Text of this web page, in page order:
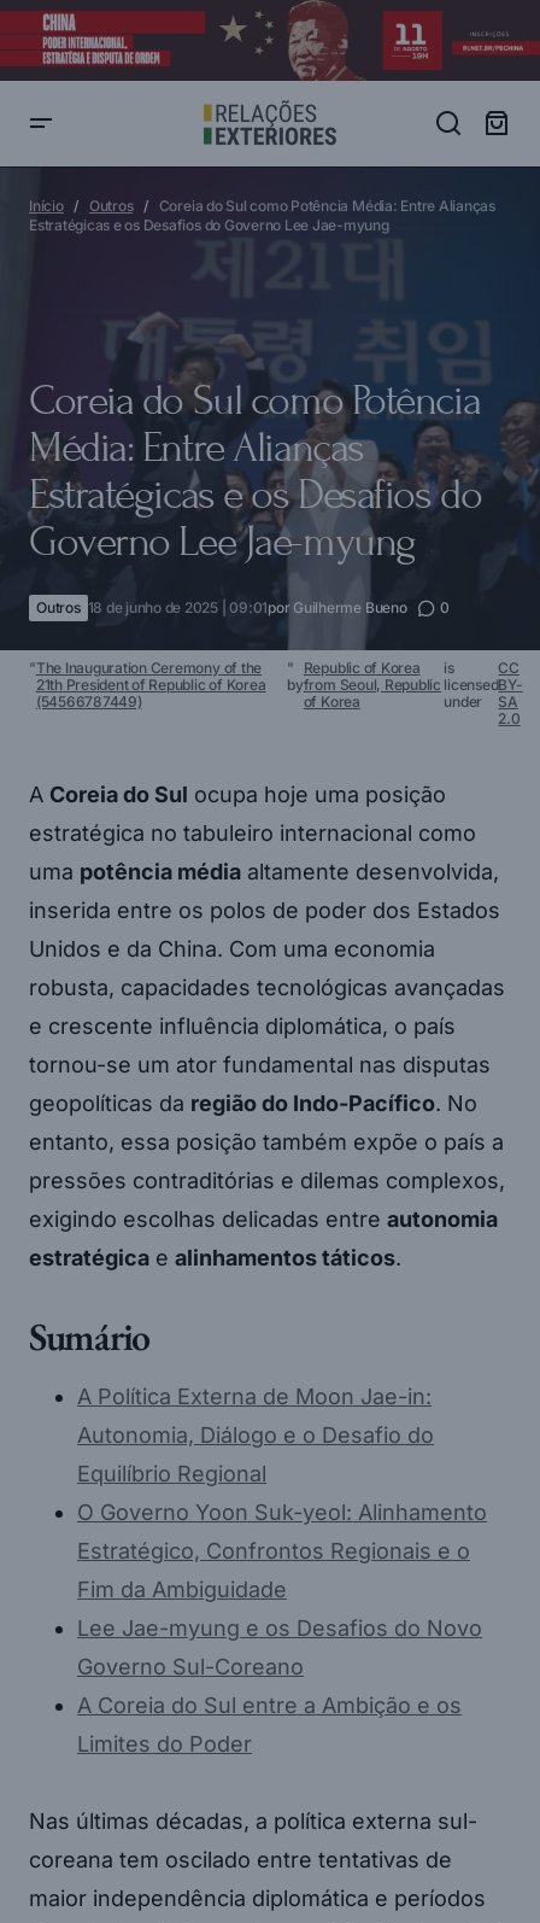
Desafios do Governo Lee Jae-myung
Início Outros
Coreia do Sul como Potência Média: Entre Alianças
Estratégicas e os Desafios do Governo Lee Jae-myung
Coreia do Sul como Potência
Média: Entre Alianças
Estratégicas e os Desafios do
Governo Lee Jae-myung
Outros 18 de junho de 2025 | 09:01por Guilherme Bueno 0
"The Inauguration Ceremony of the
21th President of Republic of Korea
(54566787449)
"
by
Republic of Korea
from Seoul, Republic
of Korea
is
licensed
under
CC
BY-
SA
2.0
A Coreia do Sul ocupa hoje uma posição
estratégica no tabuleiro internacional como
uma potência média altamente desenvolvida,
inserida entre os polos de poder dos Estados
Unidos e da China. Com uma economia
robusta, capacidades tecnológicas avançadas
e crescente influência diplomática, o país
tornou-se um ator fundamental nas disputas
geopolíticas da região do Indo-Pacífico. No
entanto, essa posição também expõe o país a
pressões contraditórias e dilemas complexos,
exigindo escolhas delicadas entre autonomia
estratégica e alinhamentos táticos.
Sumário
A Política Externa de Moon Jae-in:
Autonomia, Diálogo e o Desafio do
Equilíbrio Regional
O Governo Yoon Suk-yeol: Alinhamento
Estratégico, Confrontos Regionais e o
Fim da Ambiguidade
Lee Jae-myung e os Desafios do Novo
Governo Sul-Coreano
A Coreia do Sul entre a Ambição e os
Limites do Poder
Nas últimas décadas, a política externa sul-
coreana tem oscilado entre tentativas de
maior independência diplomática e períodos